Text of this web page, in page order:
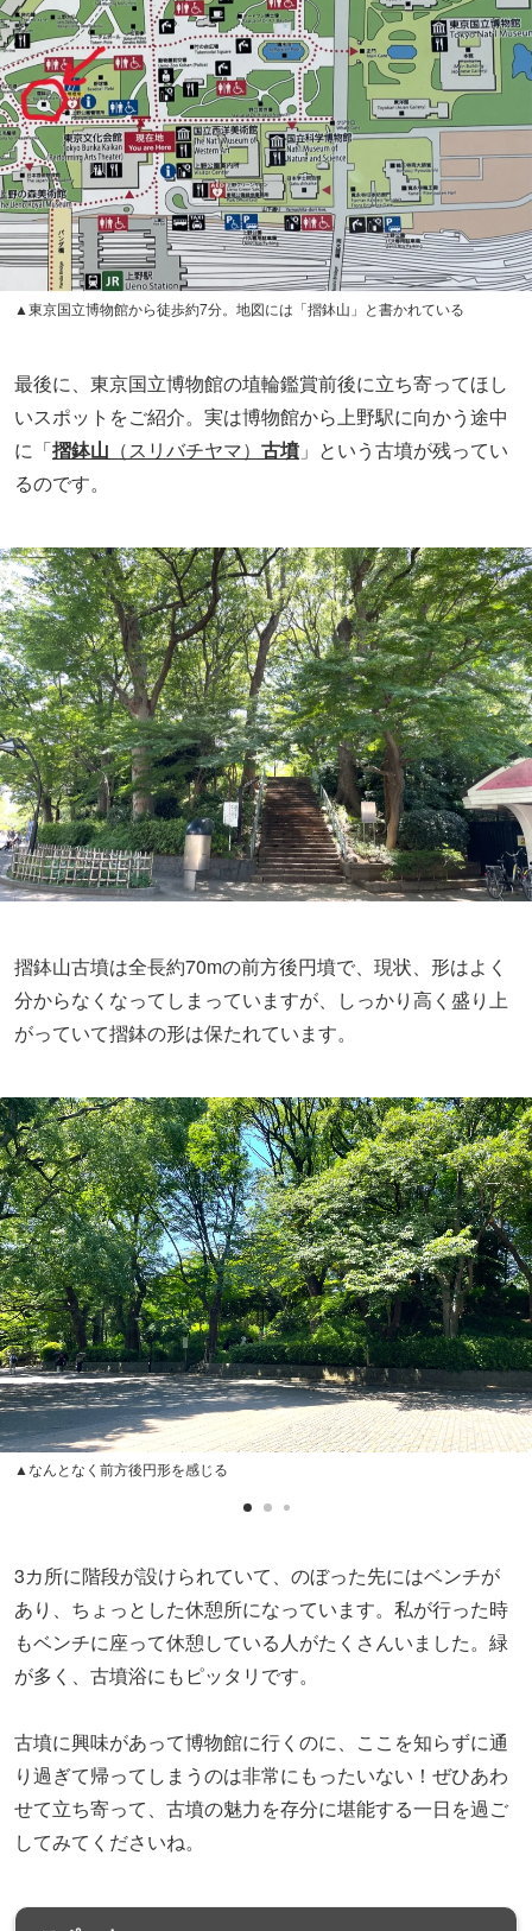
最後に、東京国立博物館の埴輪鑑賞前後に立ち寄ってほし
いスポットをご紹介。実は博物館から上野駅に向かう途中
に「摺鉢山（スリバチヤマ）古墳」という古墳が残ってい
るのです。
摺鉢山古墳は全長約70mの前方後円墳で、現状、形はよく
分からなくなってしまっていますが、しっかり高く盛り上
がっていて摺鉢の形は保たれています。
▲なんとなく前方後円形を感じる
3カ所に階段が設けられていて、のぼった先にはベンチが
あり、ちょっとした休憩所になっています。私が行った時
もベンチに座って休憩している人がたくさんいました。緑
が多く、古墳浴にもピッタリです。
古墳に興味があって博物館に行くのに、ここを知らずに通
り過ぎて帰ってしまうのは非常にもったいない！ぜひあわ
せて立ち寄って、古墳の魅力を存分に堪能する一日を過ご
してみてくださいね。
スポット
摺鉢山古墳
〒110-0007
東京都台東区上野公園 5-20
京成上野駅